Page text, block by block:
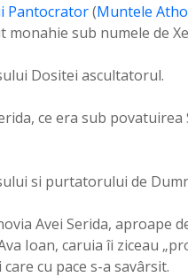
Pantocrator(Muntele
monahie sub numele de
Dositei ascultatorul.
ce era sub
si purtatorului de
Avei Serida, aproape
Ioan, caruia îi ziceau
cu pace s-a savârsit.